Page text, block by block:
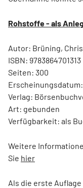
Rohstoffe - als
Autor: Brüning,
ISBN: 9783864701313
Seiten: 300
Verlag:
Art: gebunden
Verfügbarkeit: als
Weitere
Sie hier
Als die erste